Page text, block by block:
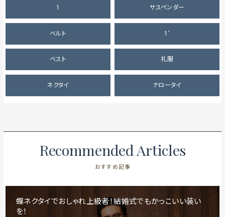
1 サスペンダー
ベルト 1'
ベスト 礼服
ネクタイ ナロータイ
Recommended Articles
おすすめ記事
蝶ネクタイでおしゃれ上級者！結婚式でもかっこいい装い
を！